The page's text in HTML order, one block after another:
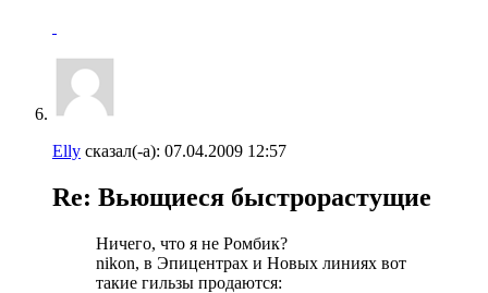
Elly сказал(-а): 07.04.2009 12:57
Re: Вьющиеся быстрорастущие
Ничего, что я не Ромбик?
nikon, в Эпицентрах и Новых линиях вот
такие гильзы продаются: